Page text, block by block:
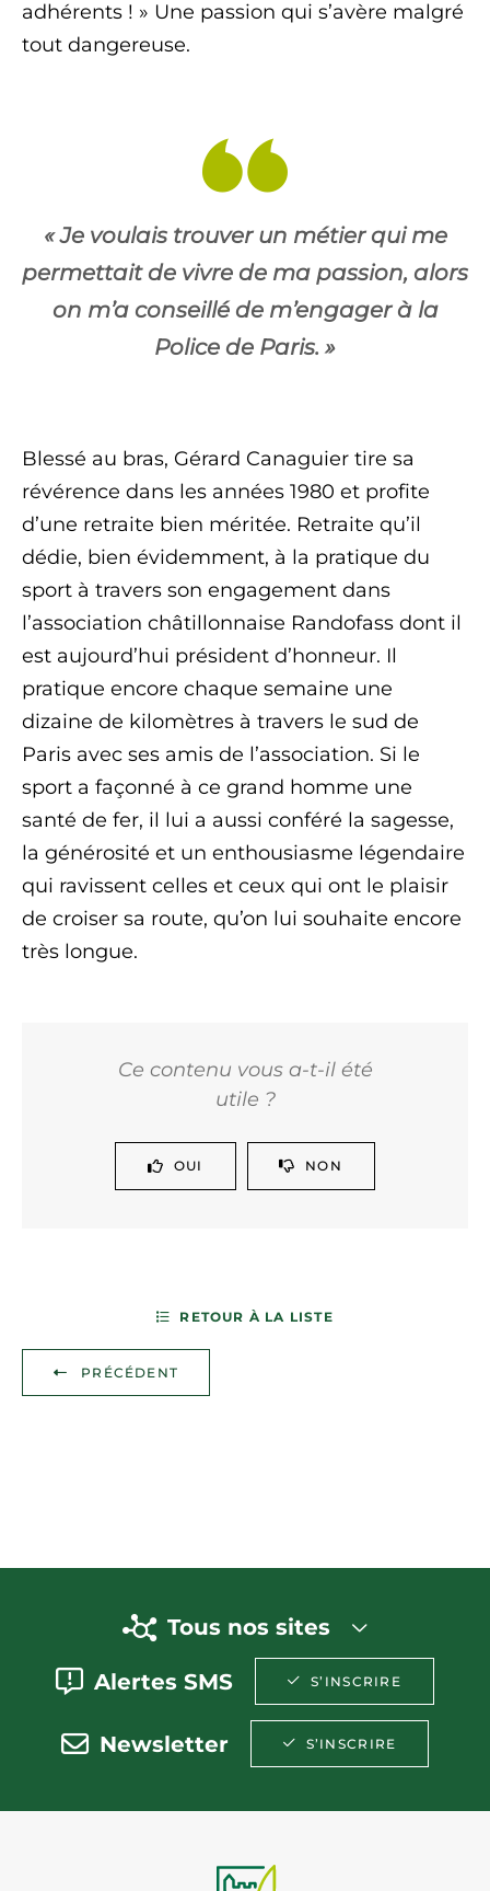
adhérents ! » Une passion qui s’avère malgré
tout dangereuse.
« Je voulais trouver un métier qui me
permettait de vivre de ma passion, alors
on m’a conseillé de m’engager à la
Police de Paris. »
Blessé au bras, Gérard Canaguier tire sa
révérence dans les années 1980 et profite
d’une retraite bien méritée. Retraite qu’il
dédie, bien évidemment, à la pratique du
sport à travers son engagement dans
l’association châtillonnaise Randofass dont il
est aujourd’hui président d’honneur. Il
pratique encore chaque semaine une
dizaine de kilomètres à travers le sud de
Paris avec ses amis de l’association. Si le
sport a façonné à ce grand homme une
santé de fer, il lui a aussi conféré la sagesse,
la générosité et un enthousiasme légendaire
qui ravissent celles et ceux qui ont le plaisir
de croiser sa route, qu’on lui souhaite encore
très longue.
Ce contenu vous a-t-il été
utile ?
OUI NON
PRÉCÉDENT
RETOUR À LA LISTE
Tous nos sites
Alertes SMS S’INSCRIRE
Newsletter S’INSCRIRE